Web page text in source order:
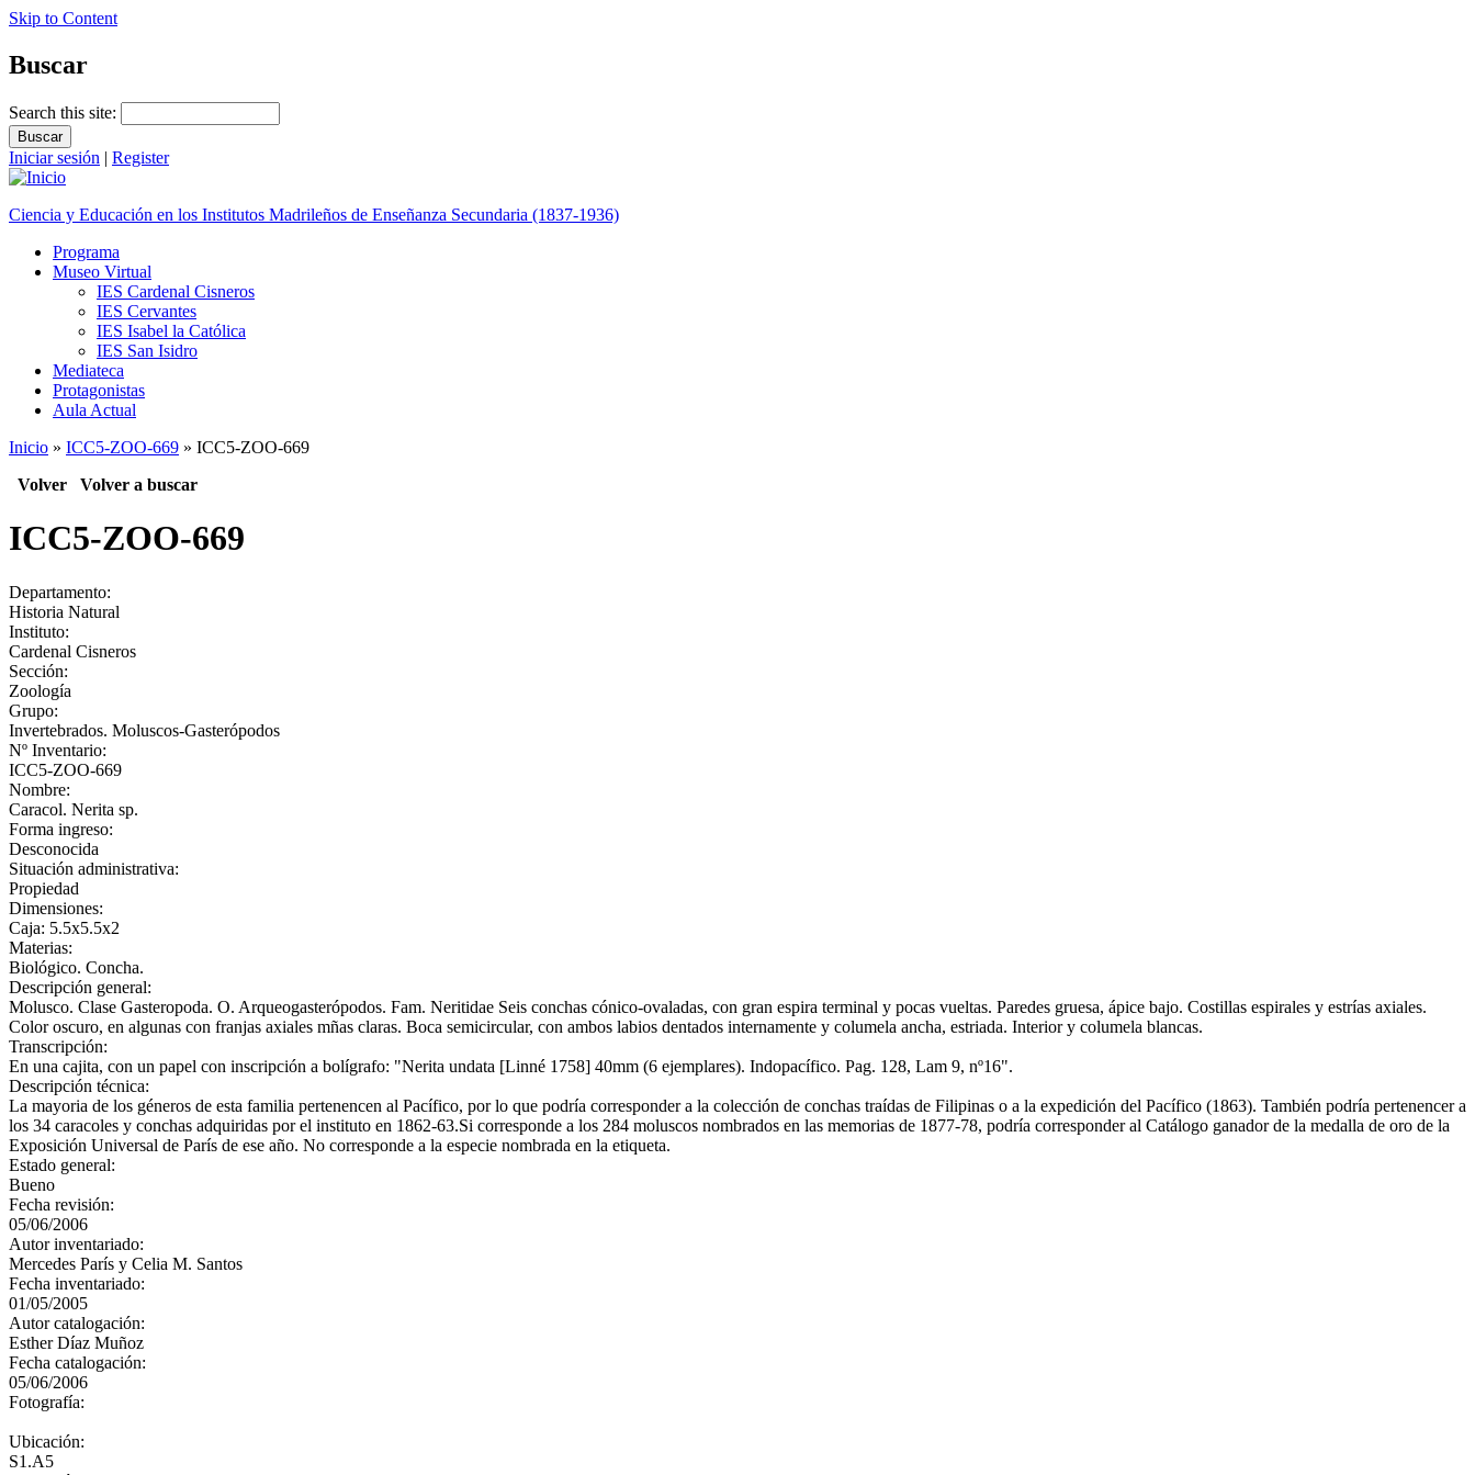
Skip to Content
Buscar
Search this site:
Iniciar sesión | Register
Ciencia y Educación en los Institutos Madrileños de Enseñanza Secundaria (1837-1936)
Programa
Museo Virtual
IES Cardenal Cisneros
IES Cervantes
IES Isabel la Católica
IES San Isidro
Mediateca
Protagonistas
Aula Actual
Inicio » ICC5-ZOO-669 » ICC5-ZOO-669
Volver Volver a buscar
ICC5-ZOO-669
Departamento:
Historia Natural
Instituto:
Cardenal Cisneros
Sección:
Zoología
Grupo:
Invertebrados. Moluscos-Gasterópodos
Nº Inventario:
ICC5-ZOO-669
Nombre:
Caracol. Nerita sp.
Forma ingreso:
Desconocida
Situación administrativa:
Propiedad
Dimensiones:
Caja: 5.5x5.5x2
Materias:
Biológico. Concha.
Descripción general:
Molusco. Clase Gasteropoda. O. Arqueogasterópodos. Fam. Neritidae Seis conchas cónico-ovaladas, con gran espira terminal y pocas vueltas. Paredes gruesa, ápice bajo. Costillas espirales y estrías axiales.
Color oscuro, en algunas con franjas axiales mñas claras. Boca semicircular, con ambos labios dentados internamente y columela ancha, estriada. Interior y columela blancas.
Transcripción:
En una cajita, con un papel con inscripción a bolígrafo: "Nerita undata [Linné 1758] 40mm (6 ejemplares). Indopacífico. Pag. 128, Lam 9, nº16".
Descripción técnica:
La mayoria de los géneros de esta familia pertenencen al Pacífico, por lo que podría corresponder a la colección de conchas traídas de Filipinas o a la expedición del Pacífico (1863). También podría pertenencer a
los 34 caracoles y conchas adquiridas por el instituto en 1862-63.Si corresponde a los 284 moluscos nombrados en las memorias de 1877-78, podría corresponder al Catálogo ganador de la medalla de oro de la
Exposición Universal de París de ese año. No corresponde a la especie nombrada en la etiqueta.
Estado general:
Bueno
Fecha revisión:
05/06/2006
Autor inventariado:
Mercedes París y Celia M. Santos
Fecha inventariado:
01/05/2005
Autor catalogación:
Esther Díaz Muñoz
Fecha catalogación:
05/06/2006
Fotografía:
Ubicación:
S1.A5